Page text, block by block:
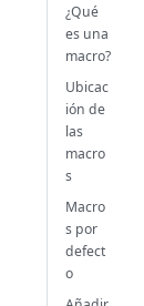
¿Qué
es una
macro?
Ubicac
ión de
las
macro
s
Macro
s por
defect
o